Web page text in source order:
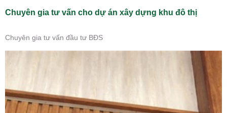
Chuyên gia tư vấn cho dự án xây dựng khu đô thị
Chuyên gia tư vấn đầu tư BĐS